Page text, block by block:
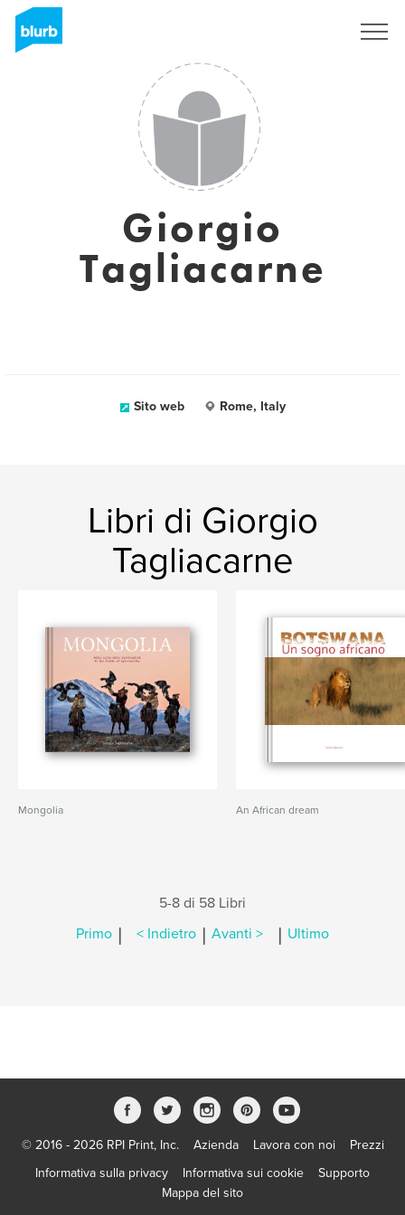
Giorgio
Tagliacarne
Sito web Rome, Italy
Libri di Giorgio
Tagliacarne
Mongolia An African dream
5-8 di 58 Libri
Primo | < Indietro | Avanti > | Ultimo
© 2016 - 2026 RPI Print, Inc. Azienda Lavora con noi
Prezzi
Informativa sulla privacy
Informativa sui cookie
Supporto
Mappa del sito